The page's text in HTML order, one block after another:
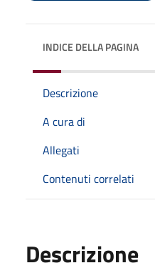
INDICE DELLA PAGINA
Descrizione
A cura di
Allegati
Contenuti correlati
Descrizione